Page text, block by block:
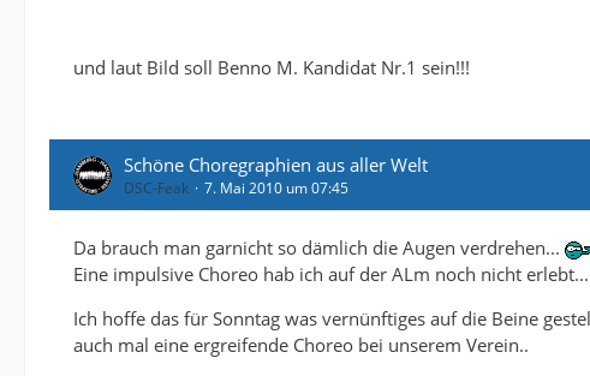
und laut Bild soll Benno M. Kandidat Nr.1 sein!!!
Schöne Choregraphien aus aller Welt
DSC-Feak 7. Mai 2010 um 07:45
Da brauch man garnicht so dämlich die Augen verdrehen...
Eine impulsive Choreo hab ich auf der ALm noch nicht
Ich hoffe das für Sonntag was vernünftiges auf die Beine
auch mal eine ergreifende Choreo bei unserem Verein..